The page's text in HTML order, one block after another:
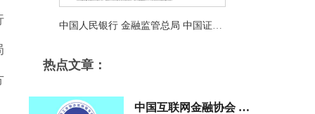
中国人民银行 金融监管总局 中国证监
发《关于金融支持广州南沙深化面向
世界的粤港澳全面合作的意见》
热点文章：
中国互联网金融协会 中